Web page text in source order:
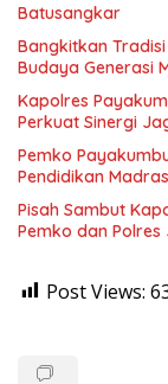
Batusangkar
Bangkitkan
Budaya Generasi
Kapolres
Perkuat Sinergi
Pemko
Pendidikan
Pisah Sambut
Pemko dan
Post Views: